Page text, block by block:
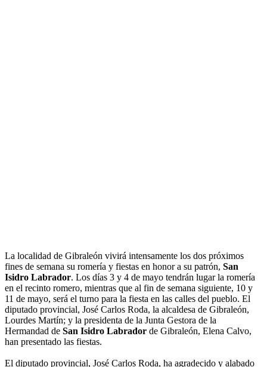
La localidad de Gibraleón vivirá intensamente los dos próximos
fines de semana su romería y fiestas en honor a su patrón, San
Isidro Labrador. Los días 3 y 4 de mayo tendrán lugar la romería
en el recinto romero, mientras que al fin de semana siguiente, 10 y
11 de mayo, será el turno para la fiesta en las calles del pueblo. El
diputado provincial, José Carlos Roda, la alcaldesa de Gibraleón,
Lourdes Martín; y la presidenta de la Junta Gestora de la
Hermandad de San Isidro Labrador de Gibraleón, Elena Calvo,
han presentado las fiestas.
El diputado provincial, José Carlos Roda, ha agradecido y alabado